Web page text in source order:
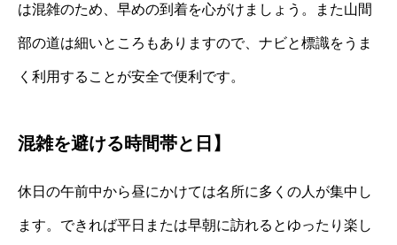
は混雑のため、早めの到着を心がけましょう。また山間
部の道は細いところもありますので、ナビと標識をうま
く利用することが安全で便利です。
混雑を避ける時間帯と日】
休日の午前中から昼にかけては名所に多くの人が集中し
ます。できれば平日または早朝に訪れるとゆったり楽し